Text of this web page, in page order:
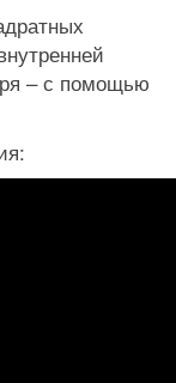
– с помощью